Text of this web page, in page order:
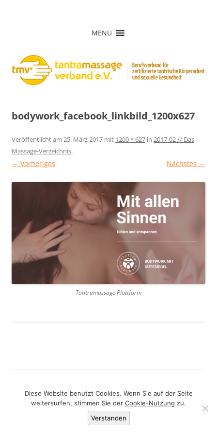
MENU
bodywork_facebook_linkbild_1200x627
Veröffentlicht am 25. März 2017 mit 1200 × 627 in 2017-02 // Das
Massage-Verzeichnis.
← Vorheriges Nächstes →
Tantramassage Plattform
Diese Website benutzt Cookies. Wenn Sie auf der Seite
weitersurfen, stimmen Sie der Cookie-Nutzung zu.
Verstanden